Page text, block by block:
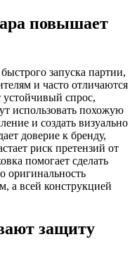
повышает
запуска партии,
и часто отличаются
устойчивый спрос,
использовать похожую
и создать визуально
доверие к бренду,
риск претензий от
помогает сделать
оригинальность
а всей конструкцией
защиту